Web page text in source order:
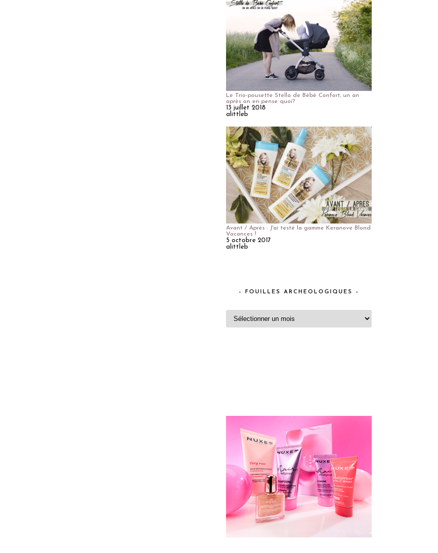
Le Trio-pousette Stella de Bébé Confort, un an
après on en pense quoi?
13 juillet 2018
alittleb
Avant / Après : J'ai testé la gamme Keranove Blond
Vacances !
5 octobre 2017
alittleb
– FOUILLES ARCHEOLOGIQUES –